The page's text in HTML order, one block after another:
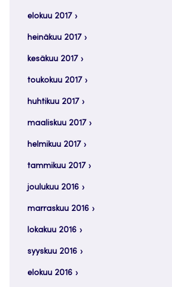
elokuu 2017
heinäkuu 2017
kesäkuu 2017
toukokuu 2017
huhtikuu 2017
maaliskuu 2017
helmikuu 2017
tammikuu 2017
joulukuu 2016
marraskuu 2016
lokakuu 2016
syyskuu 2016
elokuu 2016